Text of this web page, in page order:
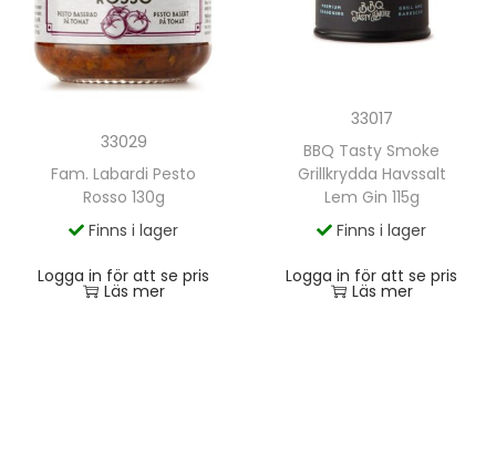
33029
Fam. Labardi Pesto
Rosso 130g
Finns i lager
Logga in för att se pris
Läs mer
33017
BBQ Tasty Smoke
Grillkrydda Havssalt
Lem Gin 115g
Finns i lager
Logga in för att se pris
Läs mer